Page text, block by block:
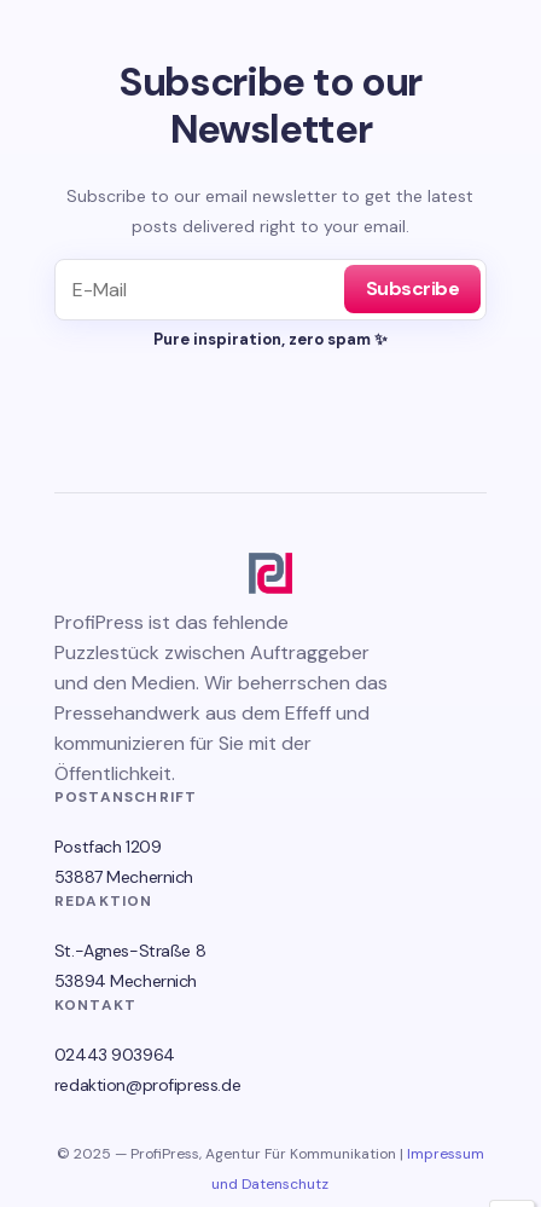
Subscribe to our
Newsletter
Subscribe to our email newsletter to get the latest
posts delivered right to your email.
Subscribe
Pure inspiration, zero spam ✨
ProfiPress ist das fehlende
Puzzlestück zwischen Auftraggeber
und den Medien. Wir beherrschen das
Pressehandwerk aus dem Effeff und
kommunizieren für Sie mit der
Öffentlichkeit.
POSTANSCHRIFT
Postfach 1209
53887 Mechernich
REDAKTION
St.-Agnes-Straße 8
53894 Mechernich
KONTAKT
02443 903964
redaktion@profipress.de
© 2025 — ProfiPress, Agentur Für Kommunikation | Impressum
und Datenschutz